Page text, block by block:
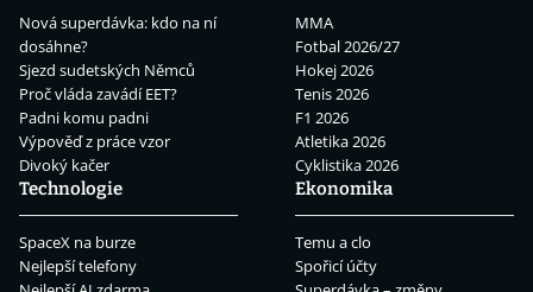
Nová superdávka: kdo na ní
dosáhne?
Sjezd sudetských Němců
Proč vláda zavádí EET?
Padni komu padni
Výpověď z práce vzor
Divoký kačer
MMA
Fotbal 2026/27
Hokej 2026
Tenis 2026
F1 2026
Atletika 2026
Cyklistika 2026
Technologie
SpaceX na burze
Nejlepší telefony
Ekonomika
Temu a clo
Spořicí účty